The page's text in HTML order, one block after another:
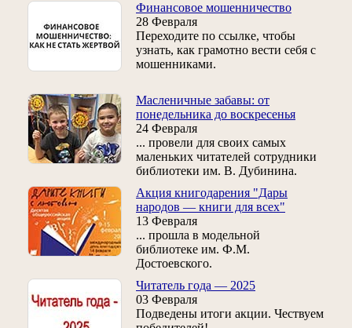
Финансовое мошенничество
28 Февраля
Переходите по ссылке, чтобы
узнать, как грамотно вести себя с
мошенниками.
Масленичные забавы: от
понедельника до воскресенья
24 Февраля
... провели для своих самых
маленьких читателей сотрудники
библиотеки им. В. Дубинина.
Акция книгодарения "Дары
народов — книги для всех"
13 Февраля
... прошла в модельной
библиотеке им. Ф.М.
Достоевского.
Читатель года — 2025
03 Февраля
Подведены итоги акции. Чествуем